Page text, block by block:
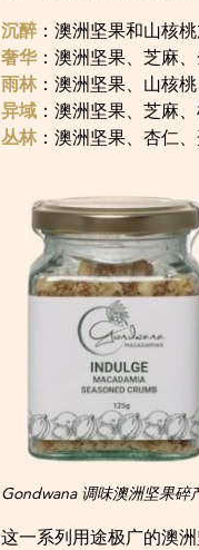
沉醉 ：澳洲坚果和山核
奢华：澳洲坚果、芝麻
雨林：澳洲坚果、山核
异域 ：澳洲坚果、芝麻
丛林：澳洲坚果、杏仁
Gondwana 调味澳洲坚果碎
这一系列用途极广的澳